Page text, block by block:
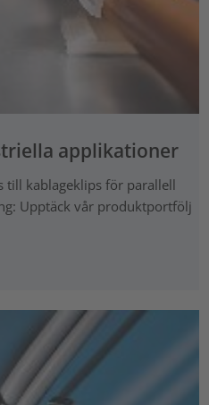
applikationer
till kablageklips för parallell
Upptäck vår produktportfölj